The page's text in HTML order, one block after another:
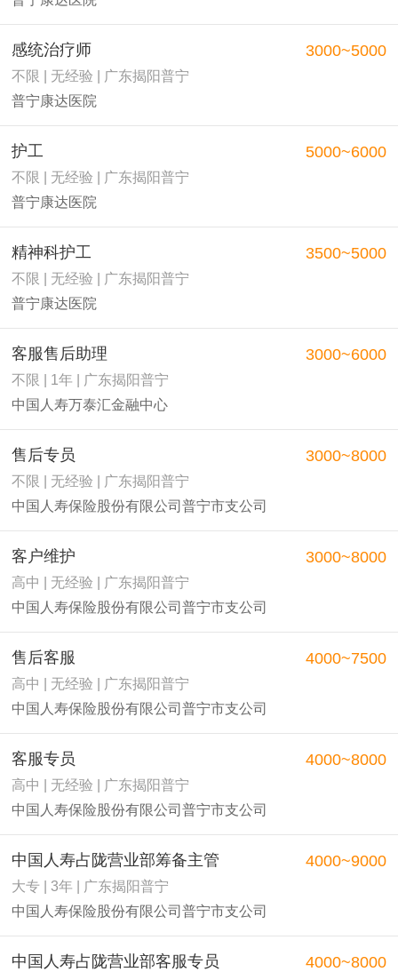
感统治疗师
不限 | 无经验 | 广东揭阳普宁
普宁康达医院
3000~5000
护工
不限 | 无经验 | 广东揭阳普宁
普宁康达医院
5000~6000
精神科护工
不限 | 无经验 | 广东揭阳普宁
普宁康达医院
3500~5000
客服售后助理
不限 | 1年 | 广东揭阳普宁
中国人寿万泰汇金融中心
3000~6000
售后专员
不限 | 无经验 | 广东揭阳普宁
中国人寿保险股份有限公司普宁市支公司
3000~8000
客户维护
高中 | 无经验 | 广东揭阳普宁
中国人寿保险股份有限公司普宁市支公司
3000~8000
售后客服
高中 | 无经验 | 广东揭阳普宁
中国人寿保险股份有限公司普宁市支公司
4000~7500
客服专员
高中 | 无经验 | 广东揭阳普宁
中国人寿保险股份有限公司普宁市支公司
4000~8000
中国人寿占陇营业部筹备主管
大专 | 3年 | 广东揭阳普宁
中国人寿保险股份有限公司普宁市支公司
4000~9000
中国人寿占陇营业部客服专员 4000~8000